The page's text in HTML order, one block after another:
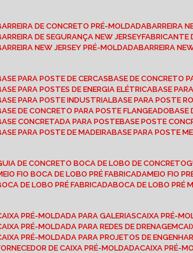
BARREIRA DE CONCRETO PRÉ-MOLDADA BARREIRA
BARREIRA DE SEGURANÇA NEW JERSEY FABRICANTE
BARREIRA NEW JERSEY PRÉ-MOLDADA BARREIRA
BASE PARA POSTE DE CERCAS BASE DE CONCRETO
BASE PARA POSTES DE ENERGIA ELÉTRICA BASE
BASE PARA POSTE INDUSTRIAL BASE PARA POSTE
BASE DE CONCRETO PARA POSTE FLANGEADO
BASE CONCRETADA PARA POSTE BASE POSTE
BASE PARA POSTE DE MADEIRA BASE PARA POSTE
GUIA DE CONCRETO BOCA DE LOBO DE CONCRETO
MEIO FIO BOCA DE LOBO PRÉ FABRICADA
MEIO FIO
BOCA DE LOBO PRÉ FABRICADA BOCA DE LOBO PRÉ
CAIXA PRÉ-MOLDADA PARA GALERIAS CAIXA PRÉ-
CAIXA PRÉ-MOLDADA PARA REDES DE DRENAGEM
CAIXA PRÉ-MOLDADA PARA PROJETOS DE
FORNECEDOR DE CAIXA PRÉ-MOLDADA CAIXA PRÉ-